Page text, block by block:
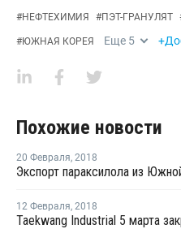
#НЕФТЕХИМИЯ #ПЭТ-ГРАНУЛЯТ
#ЮЖНАЯ КОРЕЯ Еще 5
Похожие новости
20 Февраля, 2018
12 Февраля, 2018